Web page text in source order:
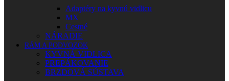
Adaptéry na kyvnú vidlicu
MX
Cestné
NÁRADIE
RÁM A PODVOZOK
KYVNÁ VIDLICA
PREPÁKOVANIE
BRZDOVÁ SÚSTAVA